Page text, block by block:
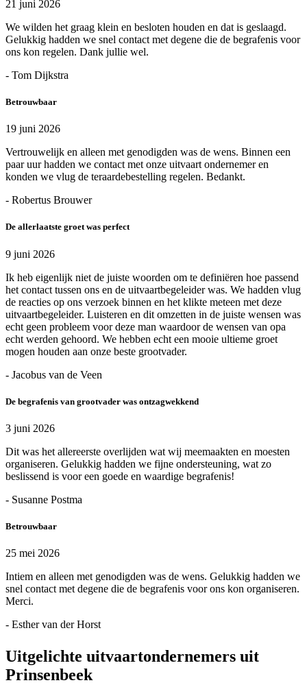
21 juni 2026
We wilden het graag klein en besloten houden en dat is geslaagd.
Gelukkig hadden we snel contact met degene die de begrafenis voor
ons kon regelen. Dank jullie wel.
- Tom Dijkstra
Betrouwbaar
19 juni 2026
Vertrouwelijk en alleen met genodigden was de wens. Binnen een
paar uur hadden we contact met onze uitvaart ondernemer en
konden we vlug de teraardebestelling regelen. Bedankt.
- Robertus Brouwer
De allerlaatste groet was perfect
9 juni 2026
Ik heb eigenlijk niet de juiste woorden om te definiëren hoe passend
het contact tussen ons en de uitvaartbegeleider was. We hadden vlug
de reacties op ons verzoek binnen en het klikte meteen met deze
uitvaartbegeleider. Luisteren en dit omzetten in de juiste wensen was
echt geen probleem voor deze man waardoor de wensen van opa
echt werden gehoord. We hebben echt een mooie ultieme groet
mogen houden aan onze beste grootvader.
- Jacobus van de Veen
De begrafenis van grootvader was ontzagwekkend
3 juni 2026
Dit was het allereerste overlijden wat wij meemaakten en moesten
organiseren. Gelukkig hadden we fijne ondersteuning, wat zo
beslissend is voor een goede en waardige begrafenis!
- Susanne Postma
Betrouwbaar
25 mei 2026
Intiem en alleen met genodigden was de wens. Gelukkig hadden we
snel contact met degene die de begrafenis voor ons kon organiseren.
Merci.
- Esther van der Horst
Uitgelichte uitvaartondernemers uit
Prinsenbeek